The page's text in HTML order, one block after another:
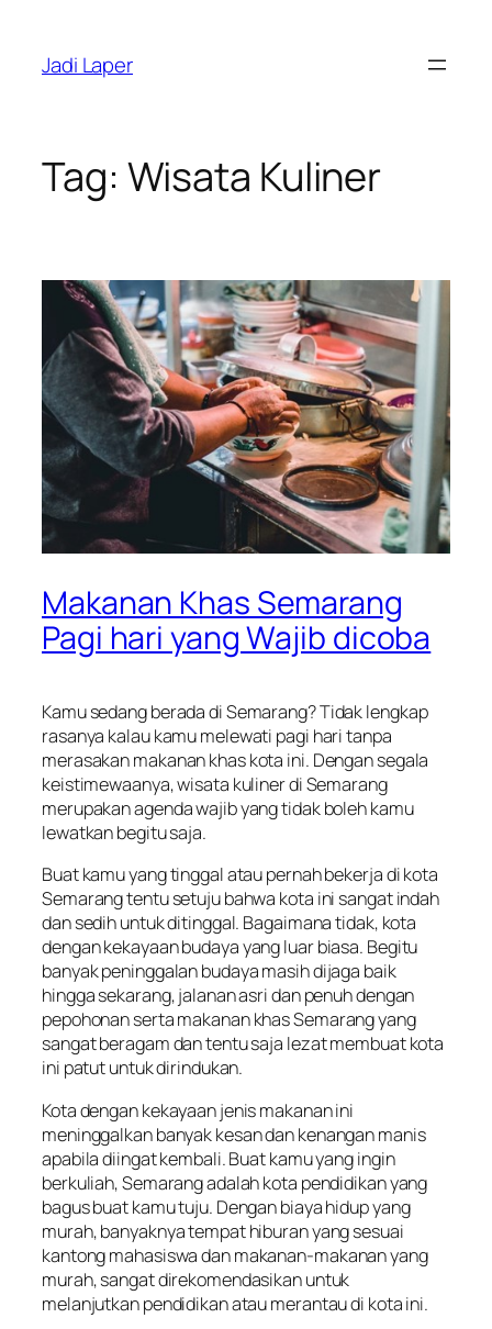
content
Jadi Laper
Tag: Wisata Kuliner
Makanan Khas Semarang
Pagi hari yang Wajib dicoba
Kamu sedang berada di Semarang? Tidak lengkap
rasanya kalau kamu melewati pagi hari tanpa
merasakan makanan khas kota ini. Dengan segala
keistimewaanya, wisata kuliner di Semarang
merupakan agenda wajib yang tidak boleh kamu
lewatkan begitu saja.
Buat kamu yang tinggal atau pernah bekerja di kota
Semarang tentu setuju bahwa kota ini sangat indah
dan sedih untuk ditinggal. Bagaimana tidak, kota
dengan kekayaan budaya yang luar biasa. Begitu
banyak peninggalan budaya masih dijaga baik
hingga sekarang, jalanan asri dan penuh dengan
pepohonan serta makanan khas Semarang yang
sangat beragam dan tentu saja lezat membuat kota
ini patut untuk dirindukan.
Kota dengan kekayaan jenis makanan ini
meninggalkan banyak kesan dan kenangan manis
apabila diingat kembali. Buat kamu yang ingin
berkuliah, Semarang adalah kota pendidikan yang
bagus buat kamu tuju. Dengan biaya hidup yang
murah, banyaknya tempat hiburan yang sesuai
kantong mahasiswa dan makanan-makanan yang
murah, sangat direkomendasikan untuk
melanjutkan pendidikan atau merantau di kota ini.